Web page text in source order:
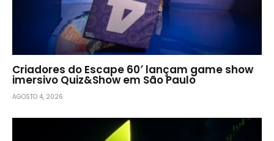
Criadores do Escape 60′ lançam game show
imersivo Quiz&Show em São Paulo
AGOSTO 4, 2026